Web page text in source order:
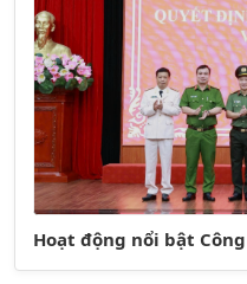
Hoạt động nổi bật